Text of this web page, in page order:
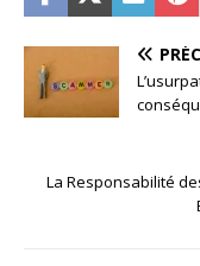
La Responsabilité